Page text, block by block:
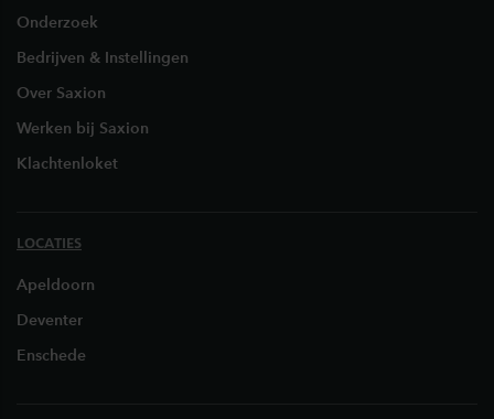
Onderzoek
Bedrijven & Instellingen
Over Saxion
Werken bij Saxion
Klachtenloket
LOCATIES
Apeldoorn
Deventer
Enschede